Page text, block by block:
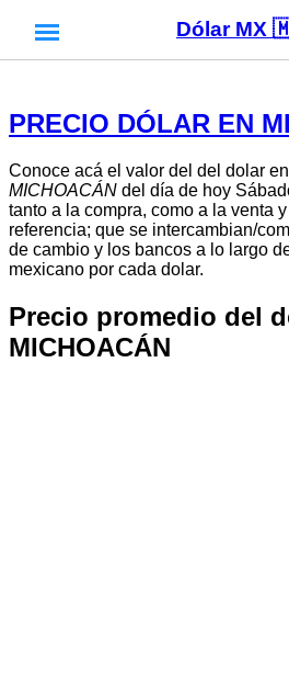
Dólar MX
PRECIO DÓLAR EN
Conoce acá el valor del del dolar
MICHOACÁN del día de hoy
tanto a la compra, como a la venta
referencia; que se intercambian/
de cambio y los bancos a lo largo
mexicano por cada dolar.
Precio promedio del
MICHOACÁN